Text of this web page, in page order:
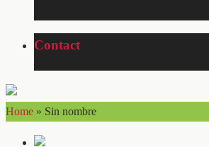
Contact
Home » Sin nombre